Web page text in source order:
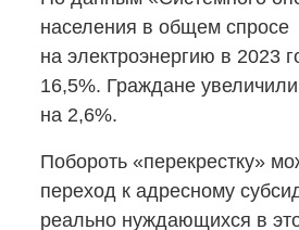
населения в общем спросе
на электроэнергию в 2023
16,5%. Граждане
на 2,6%.
Побороть «перекрестку»
переход к адресному
реально нуждающихся в